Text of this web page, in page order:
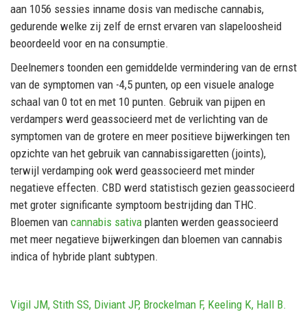
aan 1056 sessies inname dosis van medische cannabis,
gedurende welke zij zelf de ernst ervaren van slapeloosheid
beoordeeld voor en na consumptie.
Deelnemers toonden een gemiddelde vermindering van de ernst
van de symptomen van -4,5 punten, op een visuele analoge
schaal van 0 tot en met 10 punten. Gebruik van pijpen en
verdampers werd geassocieerd met de verlichting van de
symptomen van de grotere en meer positieve bijwerkingen ten
opzichte van het gebruik van cannabissigaretten (joints),
terwijl verdamping ook werd geassocieerd met minder
negatieve effecten. CBD werd statistisch gezien geassocieerd
met groter significante symptoom bestrijding dan THC.
Bloemen van cannabis sativa planten werden geassocieerd
met meer negatieve bijwerkingen dan bloemen van cannabis
indica of hybride plant subtypen.
Vigil JM, Stith SS, Diviant JP, Brockelman F, Keeling K, Hall B.